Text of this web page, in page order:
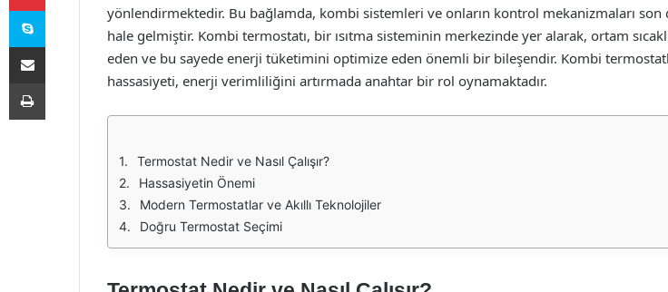
yönlendirmektedir. Bu bağlamda, kombi sistemleri ve onların kontrol mekanizmaları son
hale gelmiştir. Kombi termostatı, bir ısıtma sisteminin merkezinde yer alarak, ortam
eden ve bu sayede enerji tüketimini optimize eden önemli bir bileşendir. Kombi
hassasiyeti, enerji verimliliğini artırmada anahtar bir rol oynamaktadır.
Termostat Nedir ve Nasıl Çalışır?
Hassasiyetin Önemi
Modern Termostatlar ve Akıllı Teknolojiler
Doğru Termostat Seçimi
Skype
E-Posta ile paylaş